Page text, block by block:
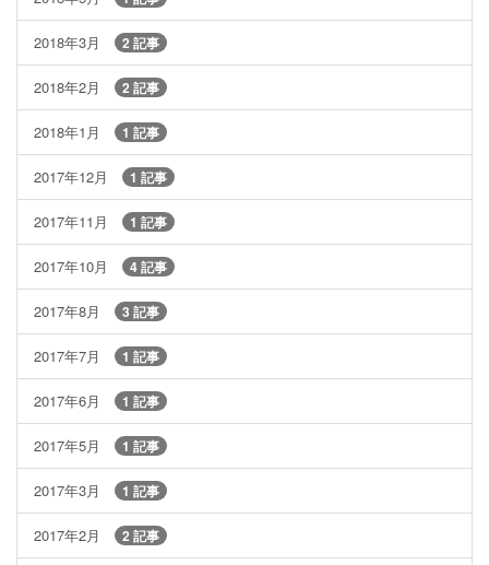
2018年3月 2 記事
2018年2月 2 記事
2018年1月 1 記事
2017年12月 1 記事
2017年11月 1 記事
2017年10月 4 記事
2017年8月 3 記事
2017年7月 1 記事
2017年6月 1 記事
2017年5月 1 記事
2017年3月 1 記事
2017年2月 2 記事